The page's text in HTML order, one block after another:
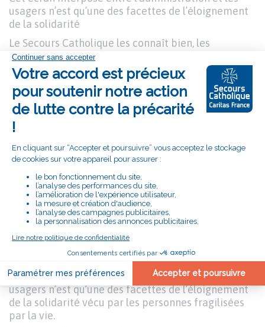
usagers n’est qu’une des facettes de l’éloignement
de la solidarité
Le Secours Catholique les connaît bien, les
accidentés de la vie : 60 % des personnes qu’il
rencontre ont récemment subi un problème de
santé, une séparation, perdu leur emploi... Regarder
à travers leurs lunettes, c’est mesurer à quel point
la promesse de solidarité est tenue – ou non. C’est
tout l’objet de notre rapport 2024.
C’est pourtant ce qu’endurent trop souvent les
personnes qui ont le plus besoin de notre solidarité.
Elles se retrouvent seules devant un écran
d’ordinateur qui ne veut rien comprendre à leur
situation, en tentant d’obtenir l’allocation qui leur
est due. Démunies, sans personne pour les guider
dématérialisation a réduit comme peau de chagrin
toute possibilité d’aide via un contact humain.
Cet écran interposé entre l’administration et les
usagers n’est qu’une des facettes de l’éloignement
de la solidarité vécu par les personnes fragilisées
par la vie.